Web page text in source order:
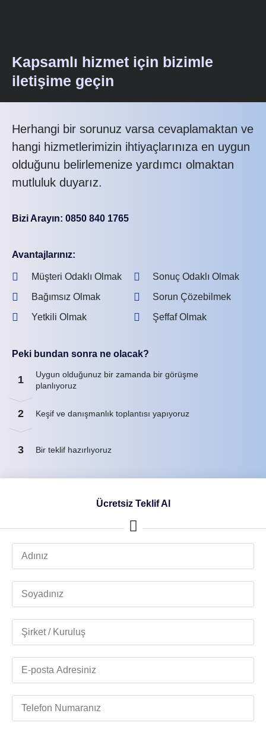
Kapsamlı hizmet için bizimle
iletişime geçin
Herhangi bir sorunuz varsa cevaplamaktan ve
hangi hizmetlerimizin ihtiyaçlarınıza en uygun
olduğunu belirlemenize yardımcı olmaktan
mutluluk duyarız.
Bizi Arayın: 0850 840 1765
Avantajlarınız:
Müşteri Odaklı Olmak
Bağımsız Olmak
Yetkili Olmak
Sonuç Odaklı Olmak
Sorun Çözebilmek
Şeffaf Olmak
Peki bundan sonra ne olacak?
1
Uygun olduğunuz bir zamanda bir görüşme
planlıyoruz
2 Keşif ve danışmanlık toplantısı yapıyoruz
3 Bir teklif hazırlıyoruz
Ücretsiz Teklif Al